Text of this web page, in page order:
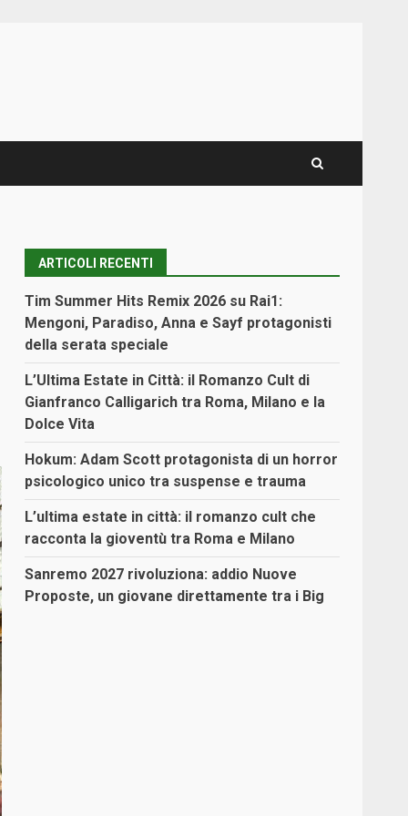
ARTICOLI RECENTI
Tim Summer Hits Remix 2026 su Rai1:
Mengoni, Paradiso, Anna e Sayf protagonisti
della serata speciale
L’Ultima Estate in Città: il Romanzo Cult di
Gianfranco Calligarich tra Roma, Milano e la
Dolce Vita
Hokum: Adam Scott protagonista di un horror
psicologico unico tra suspense e trauma
L’ultima estate in città: il romanzo cult che
racconta la gioventù tra Roma e Milano
Sanremo 2027 rivoluziona: addio Nuove
Proposte, un giovane direttamente tra i Big